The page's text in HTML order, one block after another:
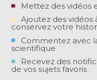
Mettez des vidéos
Ajoutez des vidéos
conservez votre
Commentez avec
scientifique
Recevez des
de vos sujets favoris